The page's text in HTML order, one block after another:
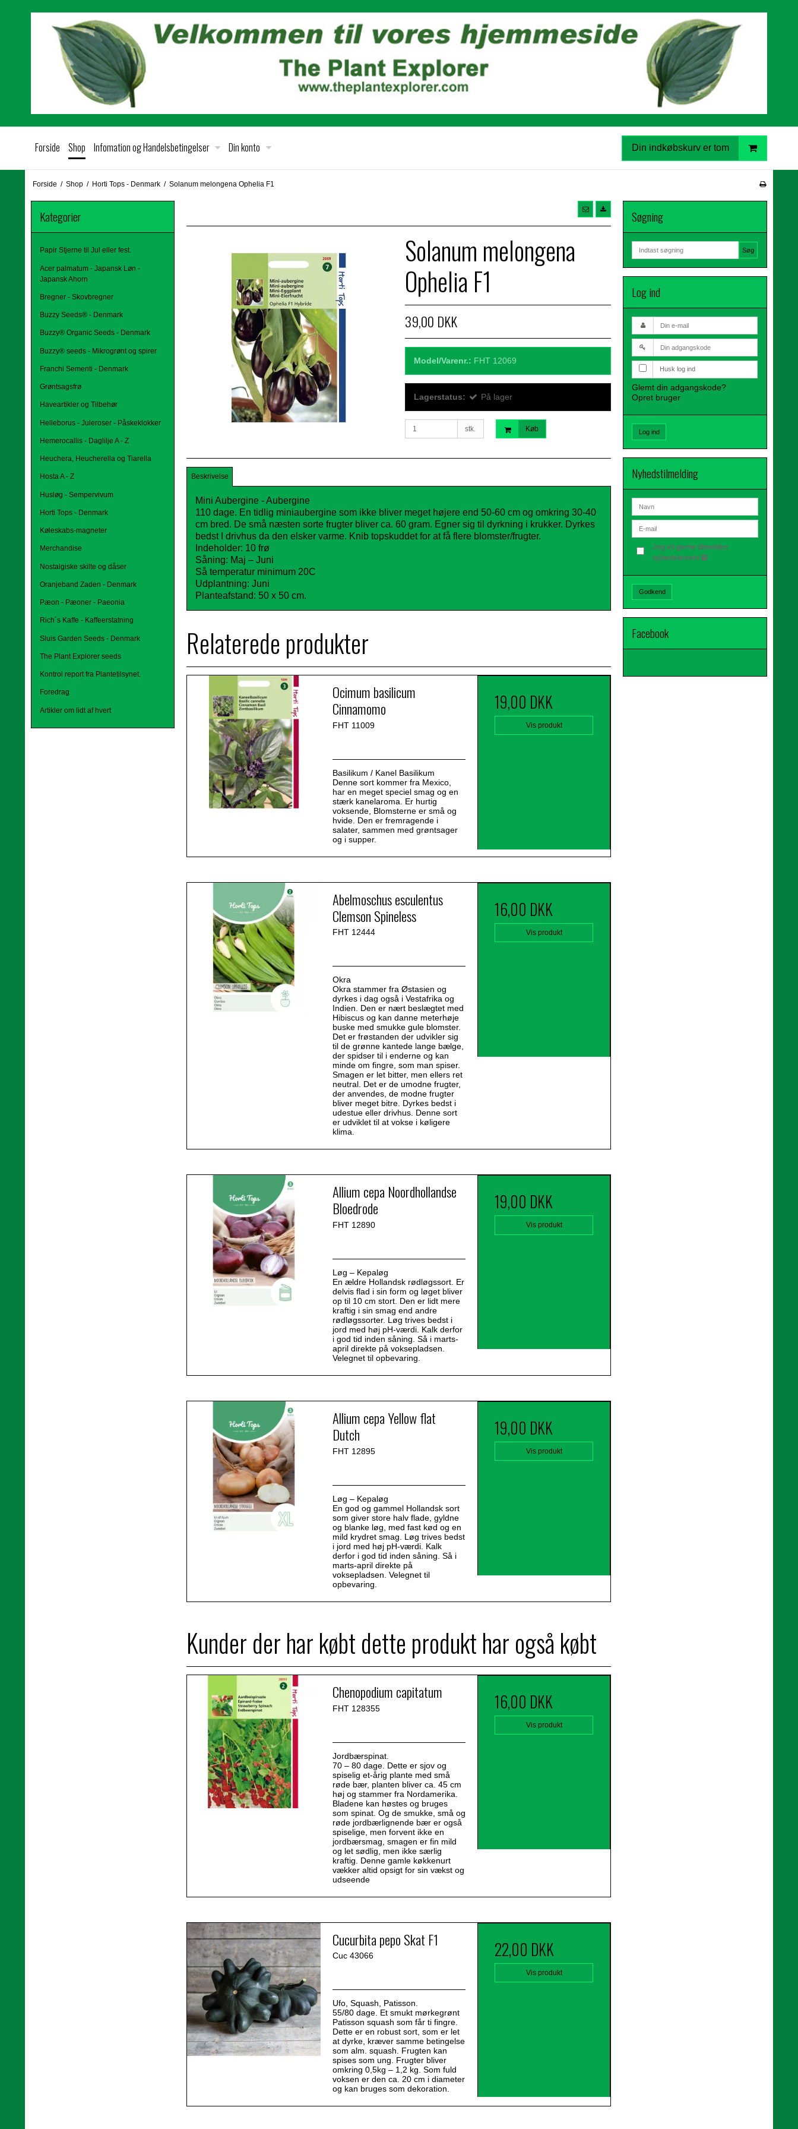
Forside Shop Infomation og Handelsbetingelser Din konto Din indkøbskurv er tom
Forside / Shop / Horti Tops - Denmark / Solanum melongena Ophelia F1
Kategorier
Papir Stjerne til Jul eller fest.
Acer palmatum - Japansk Løn -
Japansk Ahorn
Bregner - Skovbregner
Buzzy Seeds® - Denmark
Buzzy® Organic Seeds - Denmark
Buzzy® seeds - Mikrogrønt og spirer
Franchi Sementi - Denmark
Grøntsagsfrø
Haveartikler og Tilbehør
Helleborus - Juleroser - Påskeklokker
Hemerocallis - Daglilje A - Z
Heuchera, Heucherella og Tiarella
Hosta A - Z
Husløg - Sempervivum
Horti Tops - Denmark
Køleskabs-magneter
Merchandise
Nostalgiske skilte og dåser
Oranjeband Zaden - Denmark
Pæon - Pæoner - Paeonia
Rich´s Kaffe - Kaffeerstatning
Sluis Garden Seeds - Denmark
The Plant Explorer seeds
Kontrol report fra Plantetilsynet.
Foredrag
Artikler om lidt af hvert
Solanum melongena
Ophelia F1
39,00 DKK
Model/Varenr.: FHT 12069
Lagerstatus: På lager
stk. Køb
Beskrivelse
Mini Aubergine - Aubergine
110 dage. En tidlig miniaubergine som ikke bliver meget højere end 50-60 cm og omkring 30-40
cm bred. De små næsten sorte frugter bliver ca. 60 gram. Egner sig til dyrkning i krukker. Dyrkes
bedst I drivhus da den elsker varme. Knib topskuddet for at få flere blomster/frugter.
Indeholder: 10 frø
Såning: Maj – Juni
Så temperatur minimum 20C
Udplantning: Juni
Planteafstand: 50 x 50 cm.
Relaterede produkter
Ocimum basilicum
Cinnamomo
FHT 11009
Basilikum / Kanel Basilikum
Denne sort kommer fra Mexico,
har en meget speciel smag og en
stærk kanelaroma. Er hurtig
voksende, Blomsterne er små og
hvide. Den er fremragende i
salater, sammen med grøntsager
og i supper.
19,00 DKK
Vis produkt
Abelmoschus esculentus
Clemson Spineless
FHT 12444
Okra
Okra stammer fra Østasien og
dyrkes i dag også i Vestafrika og
Indien. Den er nært beslægtet med
Hibiscus og kan danne meterhøje
buske med smukke gule blomster.
Det er frøstanden der udvikler sig
til de grønne kantede lange bælge,
der spidser til i enderne og kan
minde om fingre, som man spiser.
Smagen er let bitter, men ellers ret
neutral. Det er de umodne frugter,
der anvendes, de modne frugter
bliver meget bitre. Dyrkes bedst i
udestue eller drivhus. Denne sort
er udviklet til at vokse i køligere
klima.
16,00 DKK
Vis produkt
Allium cepa Noordhollandse
Bloedrode
FHT 12890
Løg – Kepaløg
En ældre Hollandsk rødløgssort. Er
delvis flad i sin form og løget bliver
op til 10 cm stort. Den er lidt mere
kraftig i sin smag end andre
rødløgssorter. Løg trives bedst i
jord med høj pH-værdi. Kalk derfor
i god tid inden såning. Så i marts-
april direkte på voksepladsen.
Velegnet til opbevaring.
19,00 DKK
Vis produkt
Allium cepa Yellow flat
Dutch
FHT 12895
Løg – Kepaløg
En god og gammel Hollandsk sort
som giver store halv flade, gyldne
og blanke løg, med fast kød og en
mild krydret smag. Løg trives bedst
i jord med høj pH-værdi. Kalk
derfor i god tid inden såning. Så i
marts-april direkte på
voksepladsen. Velegnet til
opbevaring.
19,00 DKK
Vis produkt
Kunder der har købt dette produkt har også købt
Chenopodium capitatum
FHT 128355
Jordbærspinat.
70 – 80 dage. Dette er sjov og
spiselig et-årig plante med små
røde bær, planten bliver ca. 45 cm
høj og stammer fra Nordamerika.
Bladene kan høstes og bruges
som spinat. Og de smukke, små og
røde jordbærlignende bær er også
spiselige, men forvent ikke en
jordbærsmag, smagen er fin mild
og let sødlig, men ikke særlig
kraftig. Denne gamle køkkenurt
vækker altid opsigt for sin vækst og
udseende
16,00 DKK
Vis produkt
Cucurbita pepo Skat F1
Cuc 43066
Ufo, Squash, Patisson.
55/80 dage. Et smukt mørkegrønt
Patisson squash som får ti fingre.
Dette er en robust sort, som er let
at dyrke, kræver samme betingelse
som alm. squash. Frugten kan
spises som ung. Frugter bliver
omkring 0,5kg – 1,2 kg. Som fuld
voksen er den ca. 20 cm i diameter
og kan bruges som dekoration.
22,00 DKK
Vis produkt
Søgning
Søg
Log ind
Husk log ind
Glemt din adgangskode?
Opret bruger
Log ind
Nyhedstilmelding
Jeg vil gerne tilmeldes
nyhedsbrevet
Godkend
Facebook